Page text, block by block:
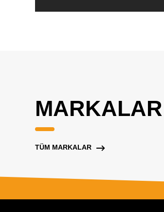
MARKALAR
TÜM MARKALAR